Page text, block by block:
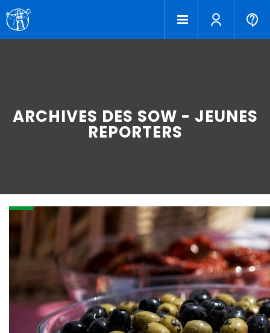
ARCHIVES DES SOW - JEUNES
REPORTERS